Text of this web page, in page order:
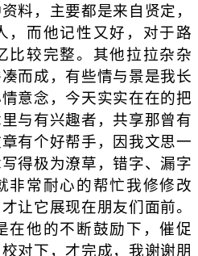
料，主要都是来自贤定，
，而他记性又好，对于路
比较完整。其他拉拉杂杂
而成，有些情与景是我长
意念，今天实实在在的把
与有兴趣者，共享那曾有
有个好帮手，因我文思一
得极为潦草，错字、漏字
非常耐心的帮忙我修修改
让它展现在朋友们面前。
在他的不断鼓励下，催促
对下，才完成，我谢谢朋